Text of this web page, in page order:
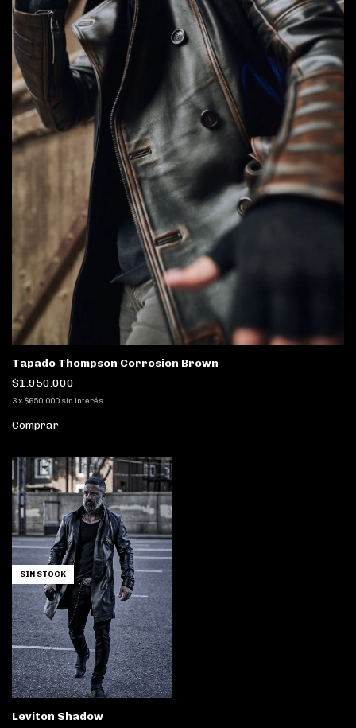
Tapado Thompson Corrosion Brown
$1.950.000
3x $650.000 sin interés
Comprar
SIN STOCK
Leviton Shadow